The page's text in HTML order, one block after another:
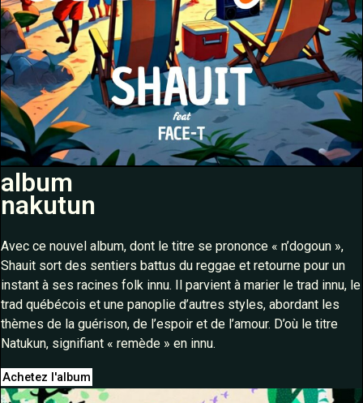
album
nakutun
Avec ce nouvel album, dont le titre se prononce « n’dogoun »,
Shauit sort des sentiers battus du reggae et retourne pour un
instant à ses racines folk innu. Il parvient à marier le trad innu, le
trad québécois et une panoplie d’autres styles, abordant les
thèmes de la guérison, de l’espoir et de l’amour. D’où le titre
Natukun, signifiant « remède » en innu.
Achetez l'album